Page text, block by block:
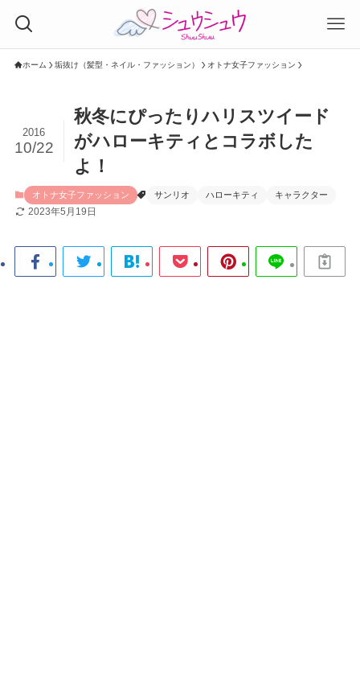
ホーム 垢抜け（髪型・ネイル・ファッション） オトナ女子ファッション
秋冬にぴったりハリスツイード
がハローキティとコラボした
よ！
2016
10/22
オトナ女子ファッション サンリオ ハローキティ キャラクター
2023年5月19日